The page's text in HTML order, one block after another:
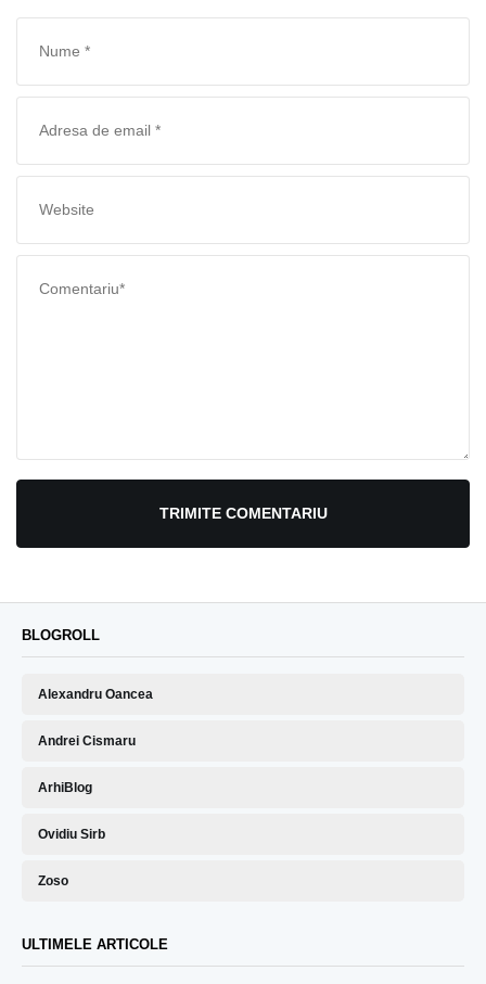
TRIMITE COMENTARIU
BLOGROLL
Alexandru Oancea
Andrei Cismaru
ArhiBlog
Ovidiu Sirb
Zoso
ULTIMELE ARTICOLE